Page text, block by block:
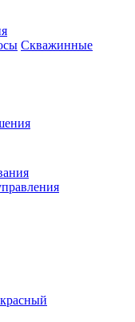
Скважинные